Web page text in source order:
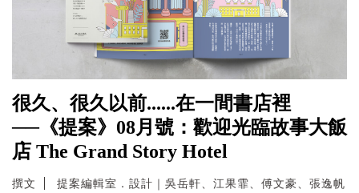
很久、很久以前......在一間書店裡
──《提案》08月號：歡迎光臨故事大飯
店 The Grand Story Hotel
撰文 提案編輯室．設計｜吳岳軒、江果霏、傅文豪、張逸帆